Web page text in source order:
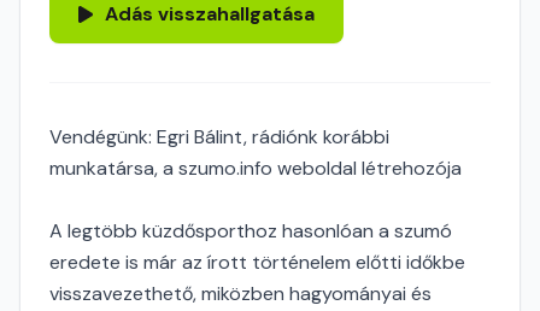
Adás visszahallgatása
Vendégünk: Egri Bálint, rádiónk korábbi
munkatársa, a szumo.info weboldal létrehozója
A legtöbb küzdősporthoz hasonlóan a szumó
eredete is már az írott történelem előtti időkbe
visszavezethető, miközben hagyományai és